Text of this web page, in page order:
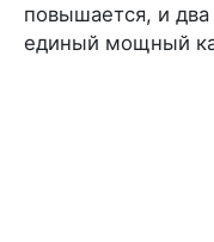
повышается, и
единый мощный